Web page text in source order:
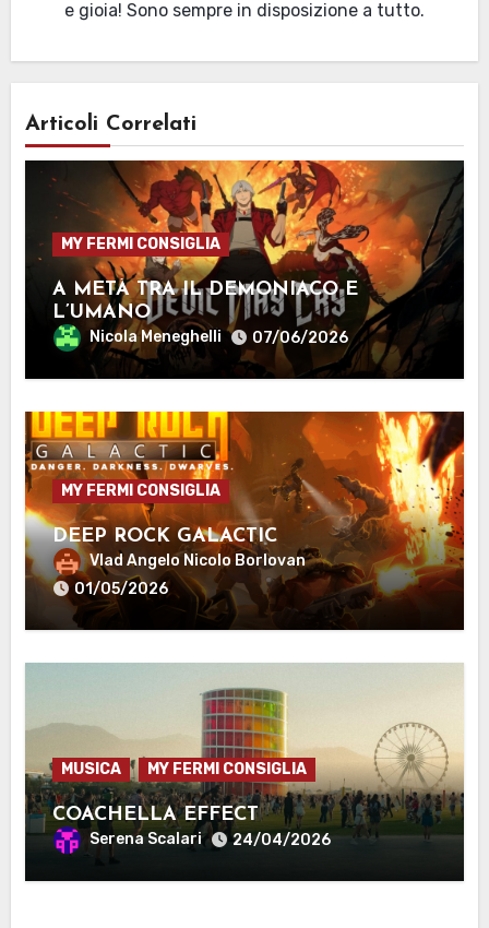
e gioia! Sono sempre in disposizione a tutto.
Articoli Correlati
MY FERMI CONSIGLIA
A METÀ TRA IL DEMONIACO E
L’UMANO
Nicola Meneghelli 07/06/2026
MY FERMI CONSIGLIA
DEEP ROCK GALACTIC
Vlad Angelo Nicolo Borlovan
01/05/2026
MUSICA MY FERMI CONSIGLIA
COACHELLA EFFECT
Serena Scalari 24/04/2026